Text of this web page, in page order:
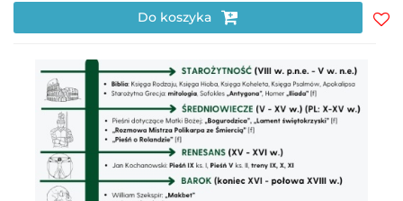
Do koszyka